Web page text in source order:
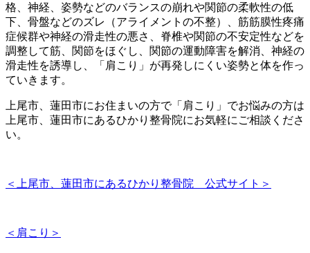
格、神経、姿勢などのバランスの崩れや関節の柔軟性の低
下、骨盤などのズレ（アライメントの不整）、筋筋膜性疼痛
症候群や神経の滑走性の悪さ、脊椎や関節の不安定性などを
調整して筋、関節をほぐし、関節の運動障害を解消、神経の
滑走性を誘導し、「肩こり」が再発しにくい姿勢と体を作っ
ていきます。
上尾市、蓮田市にお住まいの方で「肩こり」でお悩みの方は
上尾市、蓮田市にあるひかり整骨院にお気軽にご相談くださ
い。
＜上尾市、蓮田市にあるひかり整骨院 公式サイト＞
＜肩こり＞